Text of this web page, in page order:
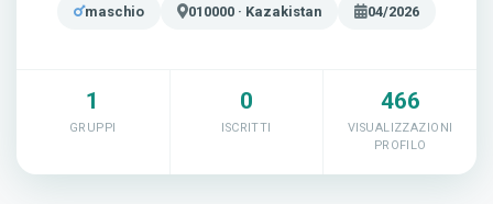
maschio 010000 · Kazakistan 04/2026
1
GRUPPI
0
ISCRITTI
466
VISUALIZZAZIONI
PROFILO